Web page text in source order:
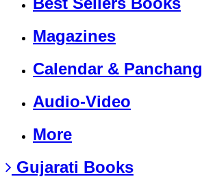
Magazines
Calendar & Panchang
Audio-Video
More
Gujarati Books